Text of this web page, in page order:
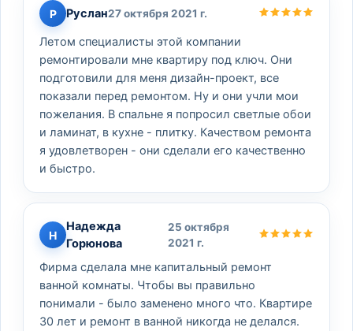
Р Руслан27 октября 2021 г.
Летом специалисты этой компании
ремонтировали мне квартиру под ключ. Они
подготовили для меня дизайн-проект, все
показали перед ремонтом. Ну и они учли мои
пожелания. В спальне я попросил светлые обои
и ламинат, в кухне - плитку. Качеством ремонта
я удовлетворен - они сделали его качественно
и быстро.
Н
Надежда
Горюнова
25 октября
2021 г.
Фирма сделала мне капитальный ремонт
ванной комнаты. Чтобы вы правильно
понимали - было заменено много что. Квартире
30 лет и ремонт в ванной никогда не делался.